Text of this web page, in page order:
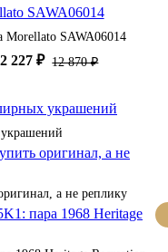
Morellato SAWA06014
227 ₽ 12 870 ₽
а не реплику